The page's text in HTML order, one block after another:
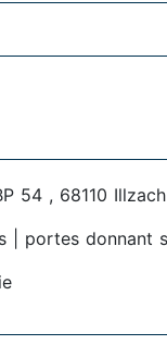
54 , 68110 Illzach
| portes donnant